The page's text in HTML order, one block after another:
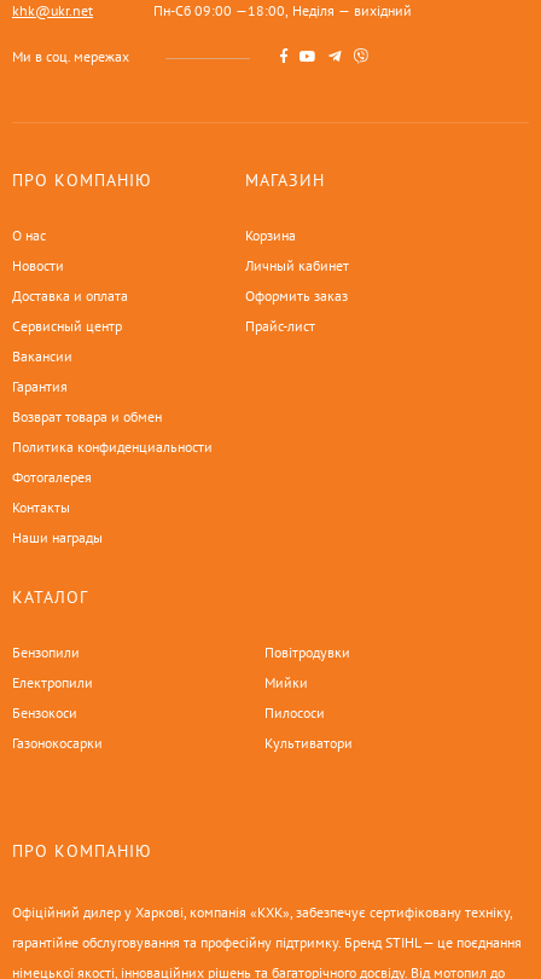
khk@ukr.net Пн-Сб 09:00 —18:00, Неділя — вихідний
Ми в соц. мережах
ПРО КОМПАНІЮ
О нас
Новости
Доставка и оплата
Сервисный центр
Вакансии
Гарантия
Возврат товара и обмен
Политика конфиденциальности
Фотогалерея
Контакты
Наши награды
МАГАЗИН
Корзина
Личный кабинет
Оформить заказ
Прайс-лист
КАТАЛОГ
Бензопили
Електропили
Бензокоси
Газонокосарки
Повітродувки
Мийки
Пилососи
Культиватори
ПРО КОМПАНІЮ
Офіційний дилер у Харкові, компанія «КХК», забезпечує сертифіковану техніку,
гарантійне обслуговування та професійну підтримку. Бренд STIHL — це поєднання
німецької якості, інноваційних рішень та багаторічного досвіду. Від мотопил до